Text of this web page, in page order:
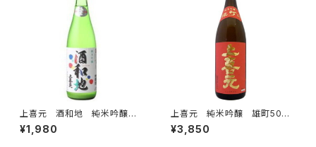
上喜元 酒和地 純米吟醸
活性にごり酒生 720ml
¥1,980
上喜元 純米吟醸 雄町50
1.8L
¥3,850